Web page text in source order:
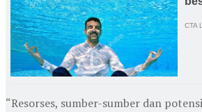
“Resorses, sumber-sumber dan